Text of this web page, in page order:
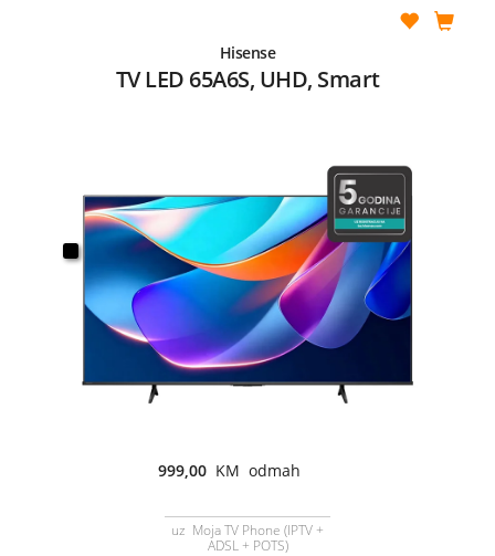
Hisense
TV LED 65A6S, UHD, Smart
999,00 KM odmah
uz Moja TV Phone (IPTV +
ADSL + POTS)